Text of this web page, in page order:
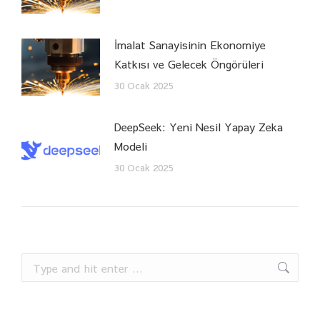
İmalat Sanayisinin Ekonomiye
Katkısı ve Gelecek Öngörüleri
30 Ocak 2025
DeepSeek: Yeni Nesil Yapay Zeka
Modeli
30 Ocak 2025
Search: